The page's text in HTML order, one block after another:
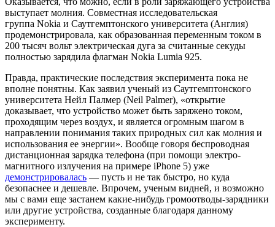
выступает молния. Совместная исследовательская
группа Nokia и Саутгемптонского университета (Англия)
продемонстрировала, как образованная переменным током в
200 тысяч вольт электрическая дуга за считанные секуды
полностью зарядила флагман Nokia Lumia 925.
Правда, практические последствия эксперимента пока не
вполне понятны. Как заявил ученый из Саутгемптонского
университета Нейл Палмер (Neil Palmer), «открытие
доказывает, что устройство может быть заряжено током,
проходящим через воздух, и является огромным шагом в
направлении понимания таких природных сил как молния и
использования ее энергии». Вообще говоря беспроводная
дистанционная зарядка телефона (при помощи электро-
магнитного излучения на примере iPhone 5) уже
демонстрировалась — пусть и не так быстро, но куда
безопаснее и дешевле. Впрочем, ученым видней, и возможно
мы с вами еще застанем какие-нибудь громоотводы-зарядники
или другие устройства, созданные благодаря данному
эксперименту.